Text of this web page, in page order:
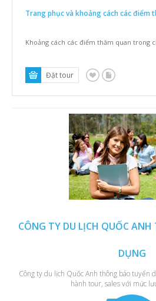
Trang phục và khoảng cách các điểm
Khoảng cách các điểm thăm quan trong
CÔNG TY DU LỊCH QUỐC
DỤNG
Công ty du lịch Quốc Anh thông báo tuyển
hành tour, sales với mức